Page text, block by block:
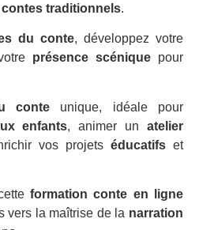
contes traditionnels.
du conte, développez votre
présence scénique pour
conte unique, idéale pour
enfants, animer unatelier
vos projets éducatifset
formation conte en ligne
vers la maîtrise de la narration